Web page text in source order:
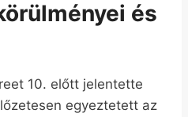
és
10. előtt jelentette
egyeztetett az